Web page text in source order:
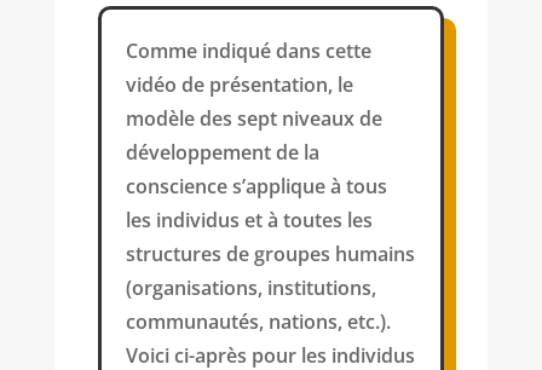
Comme indiqué dans cette
vidéo de présentation, le
modèle des sept niveaux de
développement de la
conscience s’applique à tous
les individus et à toutes les
structures de groupes humains
(organisations, institutions,
communautés, nations, etc.).
Voici ci-après pour les individus